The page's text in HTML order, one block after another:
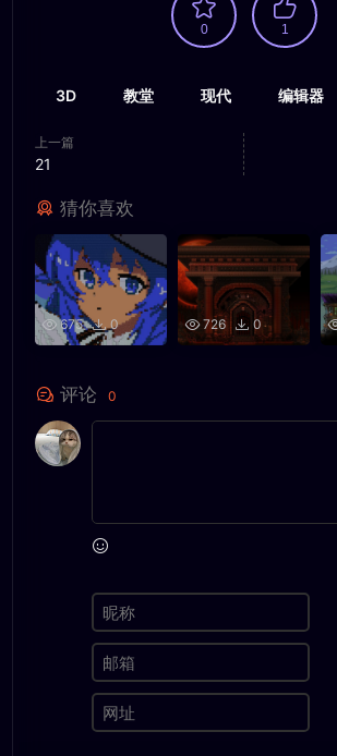
0 1
3D 教堂 现代 编辑器
上一篇
21
猜你喜欢
675 0 726 0
评论 0